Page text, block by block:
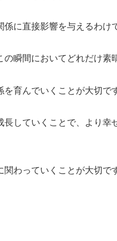
に直接影響を与えるわけ
瞬間においてどれだけ素
育んでいくことが大切で
長していくことで、より幸
わっていくことが大切で